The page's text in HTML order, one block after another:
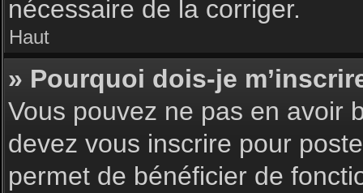
nécessaire de la corriger.
Haut
» Pourquoi dois-je
Vous pouvez ne pas en avoir
devez vous inscrire pour
permet de bénéficier de